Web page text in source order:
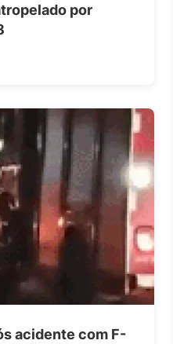
por
acidente com F-